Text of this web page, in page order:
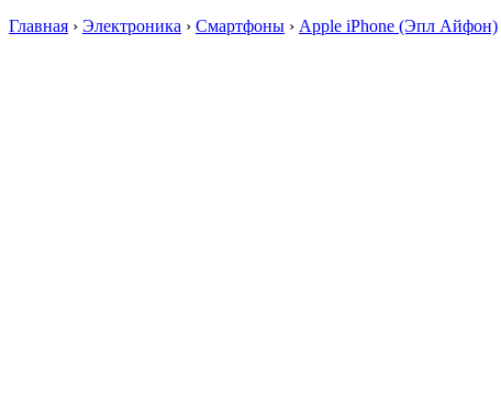
Главная › Электроника › Смартфоны › Apple iPhone (Эпл Айфон)